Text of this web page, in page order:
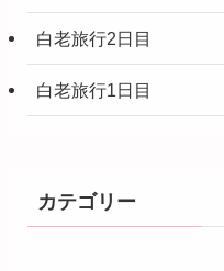
白老旅行2日目
白老旅行1日目
カテゴリー